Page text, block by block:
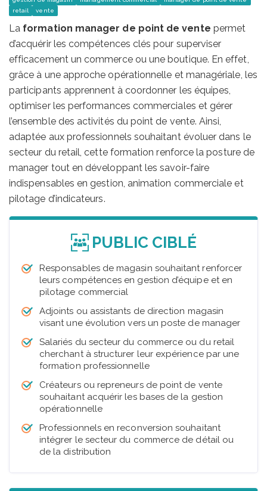
retail
vente
La formation manager de point de vente permet
d’acquérir les compétences clés pour superviser
efficacement un commerce ou une boutique. En effet,
grâce à une approche opérationnelle et managériale, les
participants apprennent à coordonner les équipes,
optimiser les performances commerciales et gérer
l’ensemble des activités du point de vente. Ainsi,
adaptée aux professionnels souhaitant évoluer dans le
secteur du retail, cette formation renforce la posture de
manager tout en développant les savoir-faire
indispensables en gestion, animation commerciale et
pilotage d’indicateurs.
PUBLIC CIBLÉ
Responsables de magasin souhaitant renforcer
leurs compétences en gestion d’équipe et en
pilotage commercial
Adjoints ou assistants de direction magasin
visant une évolution vers un poste de manager
Salariés du secteur du commerce ou du retail
cherchant à structurer leur expérience par une
formation professionnelle
Créateurs ou repreneurs de point de vente
souhaitant acquérir les bases de la gestion
opérationnelle
Professionnels en reconversion souhaitant
intégrer le secteur du commerce de détail ou
de la distribution